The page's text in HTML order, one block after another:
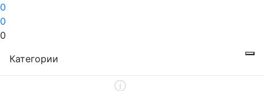
0
0
0
Категории